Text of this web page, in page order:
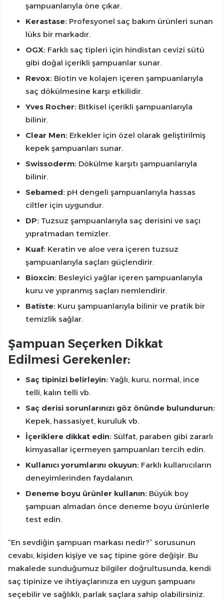
şampuanlarıyla öne çıkar.
Kerastase: Profesyonel saç bakım ürünleri sunan
lüks bir markadır.
OGX: Farklı saç tipleri için hindistan cevizi sütü
gibi doğal içerikli şampuanlar sunar.
Revox: Biotin ve kolajen içeren şampuanlarıyla
saç dökülmesine karşı etkilidir.
Yves Rocher: Bitkisel içerikli şampuanlarıyla
bilinir.
Clear Men: Erkekler için özel olarak geliştirilmiş
kepek şampuanları sunar.
Swissoderm: Dökülme karşıtı şampuanlarıyla
bilinir.
Sebamed: pH dengeli şampuanlarıyla hassas
ciltler için uygundur.
DP: Tuzsuz şampuanlarıyla saç derisini ve saçı
yıpratmadan temizler.
Kuaf: Keratin ve aloe vera içeren tuzsuz
şampuanlarıyla saçları güçlendirir.
Bioxcin: Besleyici yağlar içeren şampuanlarıyla
kuru ve yıpranmış saçları nemlendirir.
Batiste: Kuru şampuanlarıyla bilinir ve pratik bir
temizlik sağlar.
Şampuan Seçerken Dikkat
Edilmesi Gerekenler:
Saç tipinizi belirleyin: Yağlı, kuru, normal, ince
telli, kalın telli vb.
Saç derisi sorunlarınızı göz önünde bulundurun:
Kepek, hassasiyet, kuruluk vb.
İçeriklere dikkat edin: Sülfat, paraben gibi zararlı
kimyasallar içermeyen şampuanları tercih edin.
Kullanıcı yorumlarını okuyun: Farklı kullanıcıların
deneyimlerinden faydalanın.
Deneme boyu ürünler kullanın: Büyük boy
şampuan almadan önce deneme boyu ürünlerle
test edin.
“En sevdiğin şampuan markası nedir?” sorusunun
cevabı, kişiden kişiye ve saç tipine göre değişir. Bu
makalede sunduğumuz bilgiler doğrultusunda, kendi
saç tipinize ve ihtiyaçlarınıza en uygun şampuanı
seçebilir ve sağlıklı, parlak saçlara sahip olabilirsiniz.